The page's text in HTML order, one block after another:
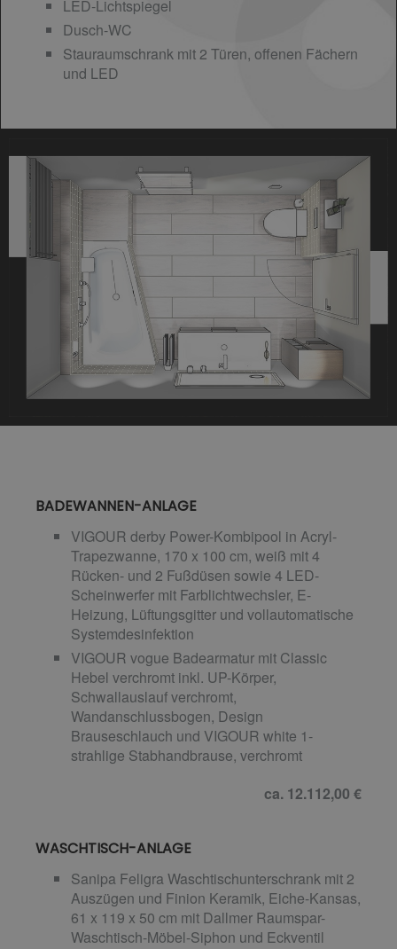
LED-Lichtspiegel
Dusch-WC
Stauraumschrank mit 2 Türen, offenen Fächern
und LED
BADEWANNEN-ANLAGE
VIGOUR derby Power-Kombipool in Acryl-
Trapezwanne, 170 x 100 cm, weiß mit 4
Rücken- und 2 Fußdüsen sowie 4 LED-
Scheinwerfer mit Farblichtwechsler, E-
Heizung, Lüftungsgitter und vollautomatische
Systemdesinfektion
VIGOUR vogue Badearmatur mit Classic
Hebel verchromt inkl. UP-Körper,
Schwallauslauf verchromt,
Wandanschlussbogen, Design
Brauseschlauch und VIGOUR white 1-
strahlige Stabhandbrause, verchromt
ca. 12.112,00 €
WASCHTISCH-ANLAGE
Sanipa Feligra Waschtischunterschrank mit 2
Auszügen und Finion Keramik, Eiche-Kansas,
61 x 119 x 50 cm mit Dallmer Raumspar-
Waschtisch-Möbel-Siphon und Eckventil